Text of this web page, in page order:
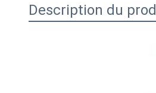
Description du